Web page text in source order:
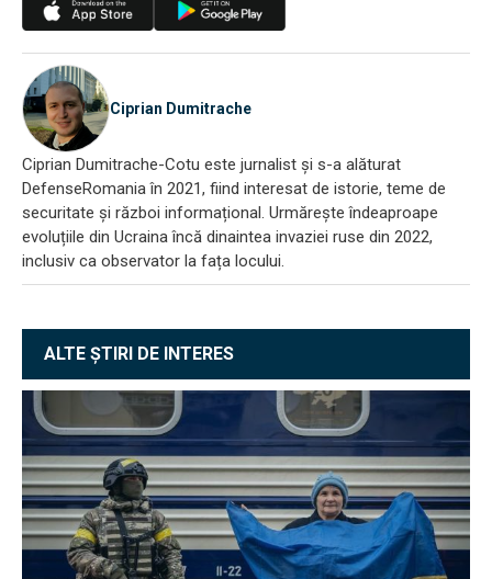
Ciprian Dumitrache
Ciprian Dumitrache-Cotu este jurnalist și s-a alăturat
DefenseRomania în 2021, fiind interesat de istorie, teme de
securitate și război informațional. Urmărește îndeaproape
evoluțiile din Ucraina încă dinaintea invaziei ruse din 2022,
inclusiv ca observator la fața locului.
ALTE ȘTIRI DE INTERES